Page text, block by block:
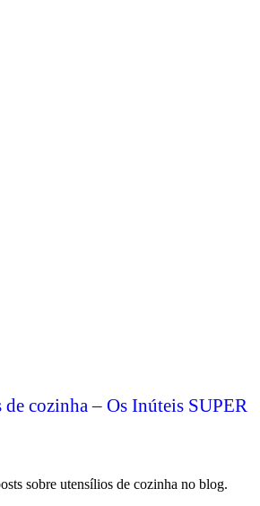
cozinha – Os Inúteis SUPER
sobre utensílios de cozinha no blog.